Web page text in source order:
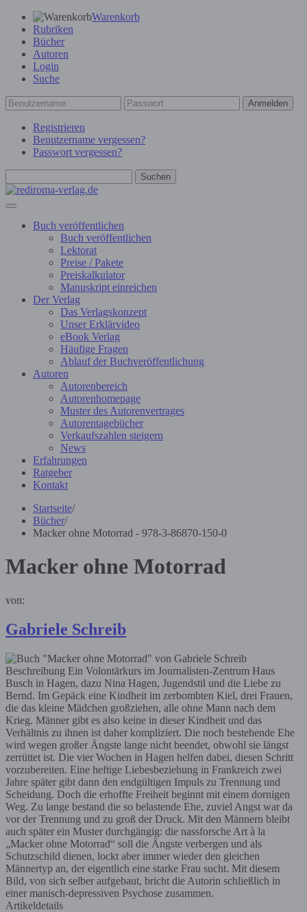
Warenkorb
Rubriken
Bücher
Autoren
Login
Suche
Anmelden
Registrieren
Benutzername vergessen?
Passwort vergessen?
Suchen
Buch veröffentlichen
Buch veröffentlichen
Lektorat
Preise / Pakete
Preiskalkulator
Manuskript einreichen
Der Verlag
Das Verlagskonzept
Unser Erklärvideo
eBook Verlag
Häufige Fragen
Ablauf der Buchveröffentlichung
Autoren
Autorenbereich
Autorenhomepage
Muster des Autorenvertrages
Autorentagebücher
Verkaufszahlen steigern
News
Erfahrungen
Ratgeber
Kontakt
Startseite/
Bücher/
Macker ohne Motorrad - 978-3-86870-150-0
Macker ohne Motorrad
von:
Gabriele Schreib
Beschreibung Ein Volontärkurs im Journalisten-Zentrum Haus
Busch in Hagen, dazu Nina Hagen, Jugendstil und die Liebe zu
Bernd. Im Gepäck eine Kindheit im zerbombten Kiel, drei Frauen,
die das kleine Mädchen großziehen, alle ohne Mann nach dem
Krieg. Männer gibt es also keine in dieser Kindheit und das
Verhältnis zu ihnen ist daher kompliziert. Die noch bestehende Ehe
wird wegen großer Ängste lange nicht beendet, obwohl sie längst
zerrüttet ist. Die vier Wochen in Hagen helfen dabei, diesen Schritt
vorzubereiten. Eine heftige Liebesbeziehung in Frankreich zwei
Jahre später gibt dann den endgültigen Impuls zu Trennung und
Scheidung. Doch die erhoffte Freiheit beginnt mit einem dornigen
Weg. Zu lange bestand die so belastende Ehe, zuviel Angst war da
vor der Trennung und zu groß der Druck. Mit den Männern bleibt
auch später ein Muster durchgängig: die nassforsche Art à la
„Macker ohne Motorrad“ soll die Ängste verbergen und als
Schutzschild dienen, lockt aber immer wieder den gleichen
Männertyp an, der eigentlich eine starke Frau sucht. Mit diesem
Bild, von sich selber aufgebaut, bricht die Autorin schließlich in
einer manisch-depressiven Psychose zusammen.
Artikeldetails